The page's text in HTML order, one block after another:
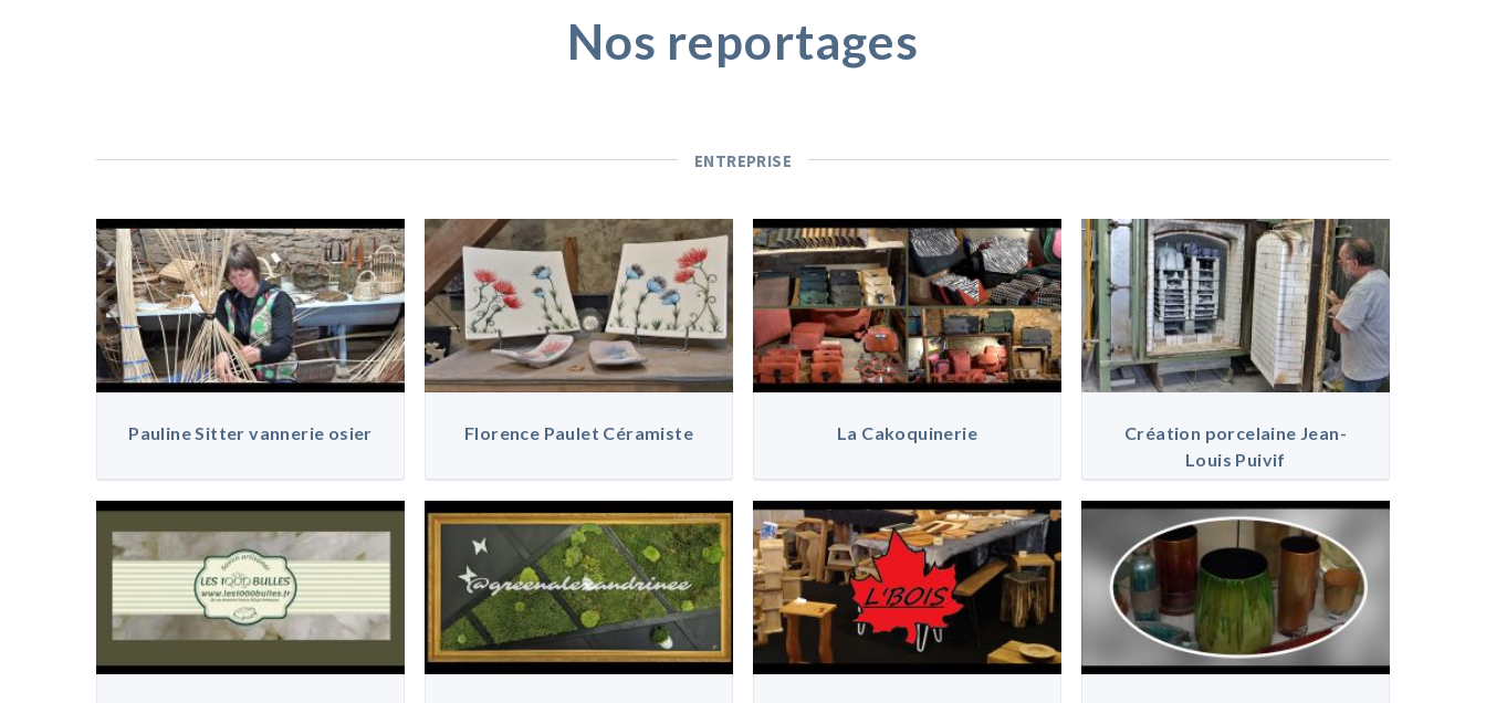
Nos reportages
ENTREPRISE
Pauline Sitter vannerie osier Florence Paulet Céramiste La Cakoquinerie
Création porcelaine Jean-
Louis Puivif